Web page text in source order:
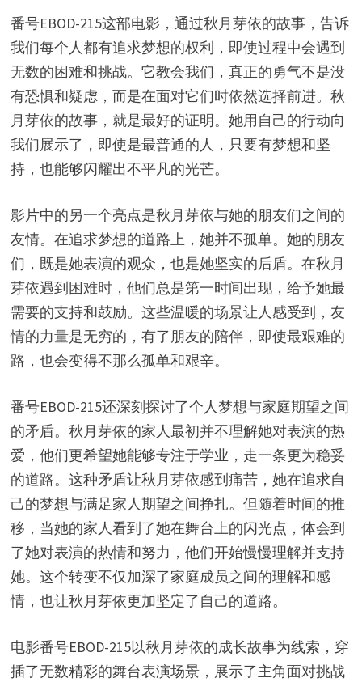
番号EBOD-215这部电影，通过秋月芽依的故事，告诉
我们每个人都有追求梦想的权利，即使过程中会遇到
无数的困难和挑战。它教会我们，真正的勇气不是没
有恐惧和疑虑，而是在面对它们时依然选择前进。秋
月芽依的故事，就是最好的证明。她用自己的行动向
我们展示了，即使是最普通的人，只要有梦想和坚
持，也能够闪耀出不平凡的光芒。
影片中的另一个亮点是秋月芽依与她的朋友们之间的
友情。在追求梦想的道路上，她并不孤单。她的朋友
们，既是她表演的观众，也是她坚实的后盾。在秋月
芽依遇到困难时，他们总是第一时间出现，给予她最
需要的支持和鼓励。这些温暖的场景让人感受到，友
情的力量是无穷的，有了朋友的陪伴，即使最艰难的
路，也会变得不那么孤单和艰辛。
番号EBOD-215还深刻探讨了个人梦想与家庭期望之间
的矛盾。秋月芽依的家人最初并不理解她对表演的热
爱，他们更希望她能够专注于学业，走一条更为稳妥
的道路。这种矛盾让秋月芽依感到痛苦，她在追求自
己的梦想与满足家人期望之间挣扎。但随着时间的推
移，当她的家人看到了她在舞台上的闪光点，体会到
了她对表演的热情和努力，他们开始慢慢理解并支持
她。这个转变不仅加深了家庭成员之间的理解和感
情，也让秋月芽依更加坚定了自己的道路。
电影番号EBOD-215以秋月芽依的成长故事为线索，穿
插了无数精彩的舞台表演场景，展示了主角面对挑战